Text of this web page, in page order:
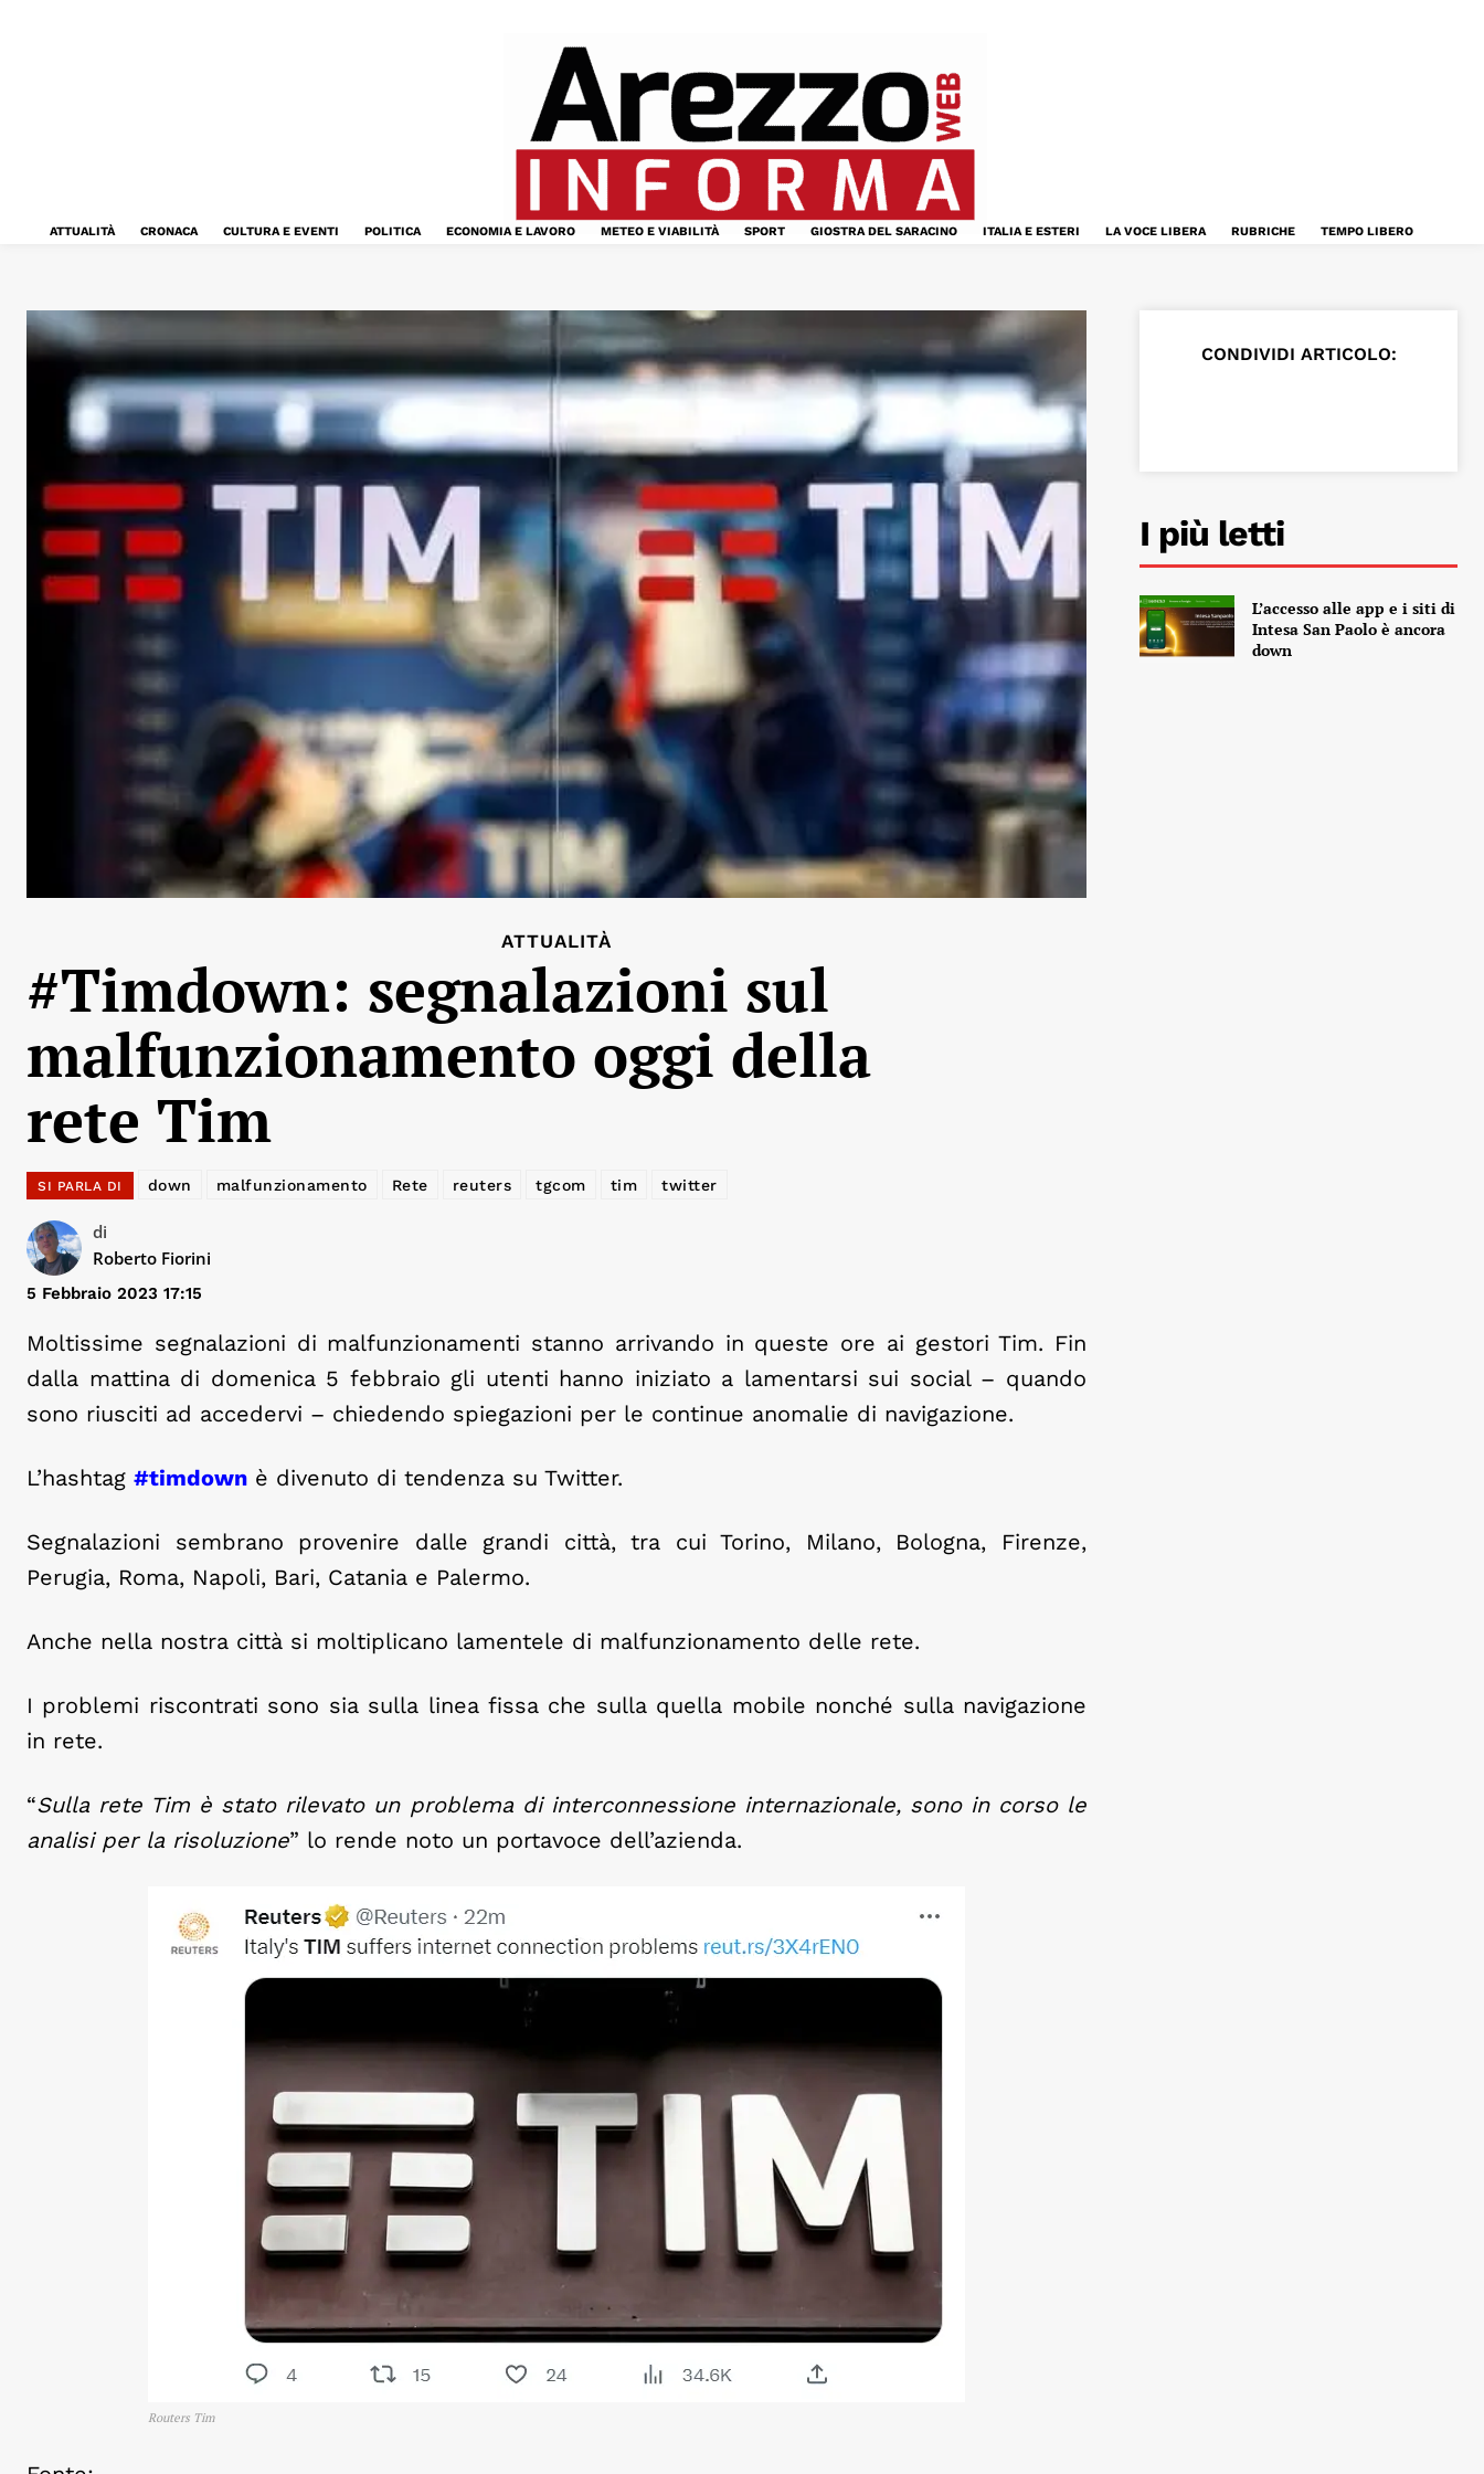
ATTUALITÀ CRONACA CULTURA E EVENTI POLITICA ECONOMIA E LAVORO METEO E VIABILITÀ SPORT GIOSTRA DEL SARACINO ITALIA E ESTERI LA VOCE LIBERA RUBRICHE TEMPO LIBERO
ATTUALITÀ
#Timdown: segnalazioni sul
malfunzionamento oggi della
rete Tim
SI PARLA DI down malfunzionamento Rete reuters tgcom tim twitter
di
Roberto Fiorini
5 Febbraio 2023 17:15
Moltissime segnalazioni di malfunzionamenti stanno arrivando in queste ore ai gestori Tim. Fin
dalla mattina di domenica 5 febbraio gli utenti hanno iniziato a lamentarsi sui social – quando
sono riusciti ad accedervi – chiedendo spiegazioni per le continue anomalie di navigazione.
L’hashtag #timdown è divenuto di tendenza su Twitter.
Segnalazioni sembrano provenire dalle grandi città, tra cui Torino, Milano, Bologna, Firenze,
Perugia, Roma, Napoli, Bari, Catania e Palermo.
Anche nella nostra città si moltiplicano lamentele di malfunzionamento delle rete.
I problemi riscontrati sono sia sulla linea fissa che sulla quella mobile nonché sulla navigazione
in rete.
“Sulla rete Tim è stato rilevato un problema di interconnessione internazionale, sono in corso le
analisi per la risoluzione” lo rende noto un portavoce dell’azienda.
Routers Tim
CONDIVIDI ARTICOLO:
I più letti
L’accesso alle app e i siti di
Intesa San Paolo è ancora
down